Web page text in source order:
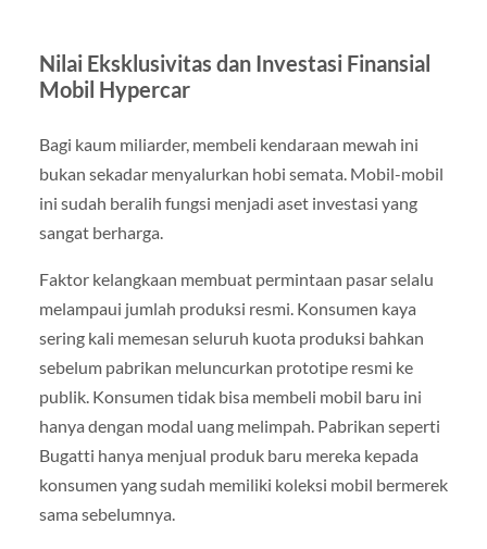
Nilai Eksklusivitas dan Investasi Finansial
Mobil Hypercar
Bagi kaum miliarder, membeli kendaraan mewah ini
bukan sekadar menyalurkan hobi semata. Mobil-mobil
ini sudah beralih fungsi menjadi aset investasi yang
sangat berharga.
Faktor kelangkaan membuat permintaan pasar selalu
melampaui jumlah produksi resmi. Konsumen kaya
sering kali memesan seluruh kuota produksi bahkan
sebelum pabrikan meluncurkan prototipe resmi ke
publik. Konsumen tidak bisa membeli mobil baru ini
hanya dengan modal uang melimpah. Pabrikan seperti
Bugatti hanya menjual produk baru mereka kepada
konsumen yang sudah memiliki koleksi mobil bermerek
sama sebelumnya.